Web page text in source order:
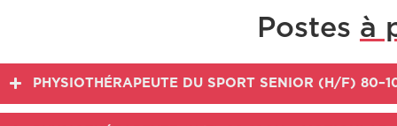
Postes à
PHYSIOTHÉRAPEUTE DU SPORT SENIOR (H/F)